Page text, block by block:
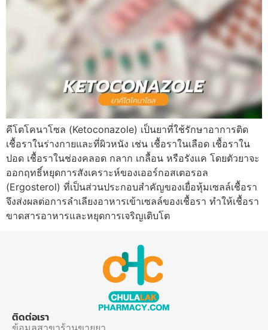
คีโตโคนาโซล (Ketoconazole) เป็นยาที่ใช้รักษาอาการติด
เชื้อราในร่างกายและที่ผิวหนัง เช่น เชื้อราในเลือด เชื้อราใน
ปอด เชื้อราในช่องคลอด กลาก เกลื้อน หรือรังแค โดยตัวยาจะ
ออกฤทธิ์หยุดการสังเคราะห์ของเออร์กอสเตอรอล
(Ergosterol) ที่เป็นส่วนประกอบสำคัญของเยื่อหุ้มเซลล์เชื้อรา
จึงส่งผลต่อการลำเลียงอาหารเข้าเซลล์ของเชื้อรา ทำให้เชื้อรา
ขาดสารอาหารและหยุดการเจริญเติบโต
ติดต่อเรา